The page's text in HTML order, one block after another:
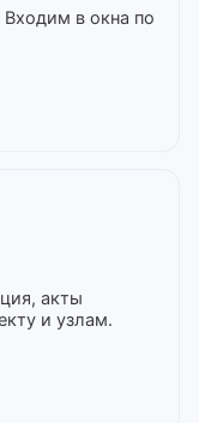
в окна по
акты
и узлам.